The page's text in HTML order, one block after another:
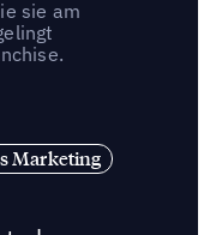
sie am
Marketing